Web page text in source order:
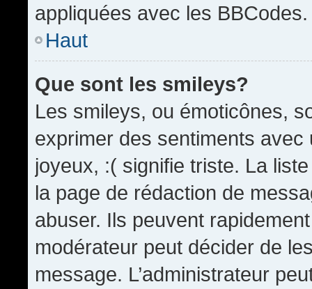
appliquées avec les BBCodes.
Haut
Que sont les smileys?
Les smileys, ou émoticônes,
exprimer des sentiments
joyeux, :( signifie triste. La
la page de rédaction de
abuser. Ils peuvent
modérateur peut décider de
message. L’administrateur